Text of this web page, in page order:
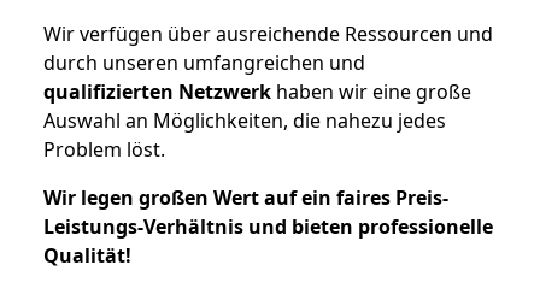
Wir verfügen über ausreichende Ressourcen und
durch unseren umfangreichen und
qualifizierten Netzwerk haben wir eine große
Auswahl an Möglichkeiten, die nahezu jedes
Problem löst.
Wir legen großen Wert auf ein faires Preis-
Leistungs-Verhältnis und bieten professionelle
Qualität!